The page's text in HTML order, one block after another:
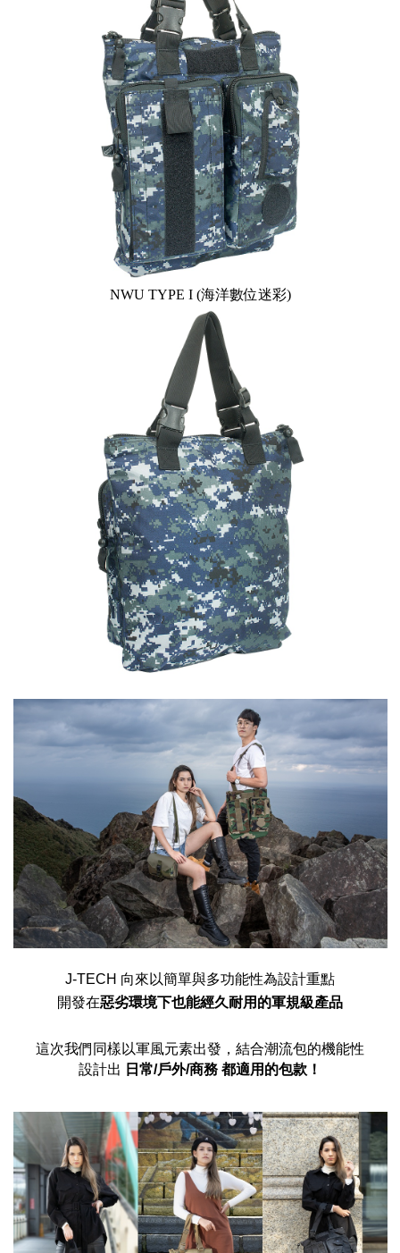
NWU TYPE I (海洋數位迷彩)
J-TECH 向來以簡單與多功能性為設計重點
開發在惡劣環境下也能經久耐用的軍規級產品
這次我們同樣以軍風元素出發，結合潮流包的機能性
設計出 日常/戶外/商務 都適用的包款！